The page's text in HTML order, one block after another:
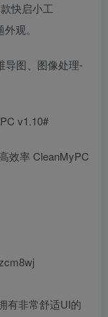
快启小工
观。
v1.10#
效率 CleanMyPC
有非常舒适UI的